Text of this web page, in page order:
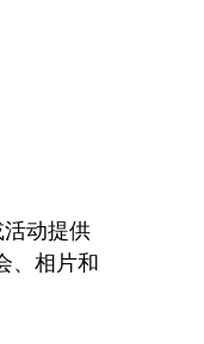
动提供
、相片和